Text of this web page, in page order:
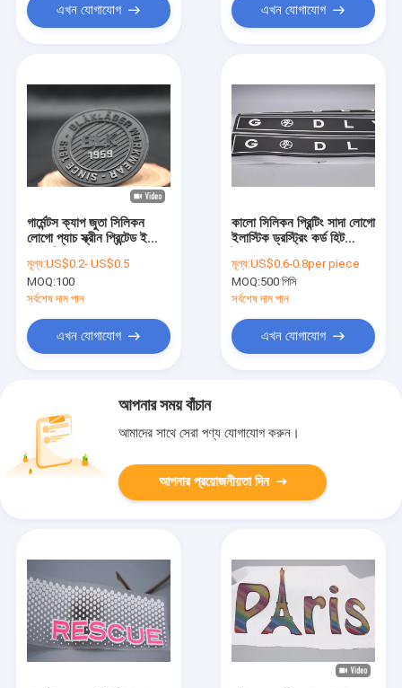
এখন যোগাযোগ এখন যোগাযোগ
গার্মেন্টস ক্যাপ জুতা সিলিকন
লোগো প্যাচ স্ক্রীন প্রিন্টেড ইকো
মূল্য:US$0.2- US$0.5
MOQ:100
সর্বশেষ দাম পান
এখন যোগাযোগ
কালো সিলিকন প্রিন্টিং সাদা লোগো
ইলাস্টিক ড্রস্ট্রিং কর্ড হিট
মূল্য:US$0.6-0.8per piece
MOQ:500 পিসি
সর্বশেষ দাম পান
এখন যোগাযোগ
আপনার সময় বাঁচান
আমাদের সাথে সেরা পণ্য যোগাযোগ করুন।
আপনার প্রয়োজনীয়তা দিন